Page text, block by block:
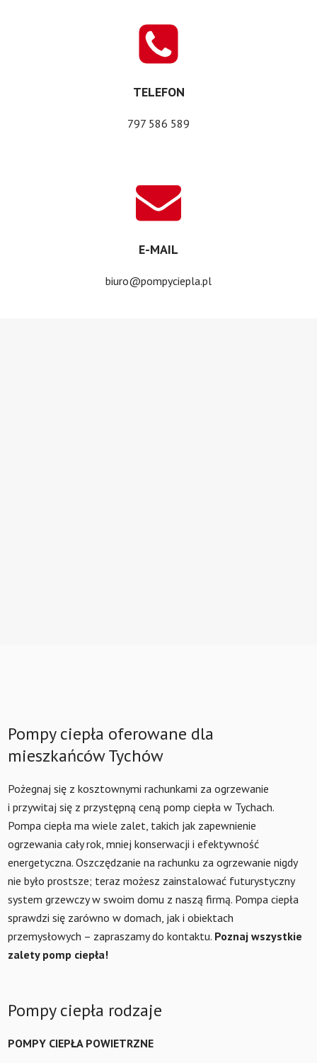
TELEFON
797 586 589
E-MAIL
biuro@pompyciepla.pl
Pompy ciepła oferowane dla
mieszkańców Tychów
Pożegnaj się z kosztownymi rachunkami za ogrzewanie
i przywitaj się z przystępną ceną pomp ciepła w Tychach.
Pompa ciepła ma wiele zalet, takich jak zapewnienie
ogrzewania cały rok, mniej konserwacji i efektywność
energetyczna. Oszczędzanie na rachunku za ogrzewanie nigdy
nie było prostsze; teraz możesz zainstalować futurystyczny
system grzewczy w swoim domu z naszą firmą. Pompa ciepła
sprawdzi się zarówno w domach, jak i obiektach
przemysłowych – zapraszamy do kontaktu. Poznaj wszystkie
zalety pomp ciepła!
Pompy ciepła rodzaje
POMPY CIEPŁA POWIETRZNE